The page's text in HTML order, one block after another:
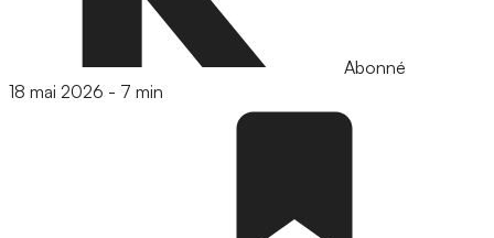
Abonné
18 mai 2026 - 7 min